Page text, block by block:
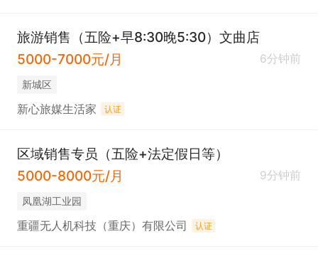
旅游销售（五险+早8:30晚5:30）文曲店
5000-7000元/月
6分钟前
新城区
新心旅媒生活家 认证
区域销售专员（五险+法定假日等）
5000-8000元/月
9分钟前
凤凰湖工业园
重疆无人机科技（重庆）有限公司 认证